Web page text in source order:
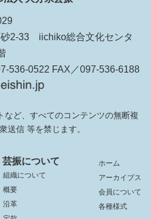
砂2-33 iichiko総合文化センタ
536-0522 FAX／097-536-6188
など、すべてのコンテンツの無断複
送信 等を禁じます。
芸振について
組織について
概要
沿革
ホーム
アーカイブス
会員について
各種様式